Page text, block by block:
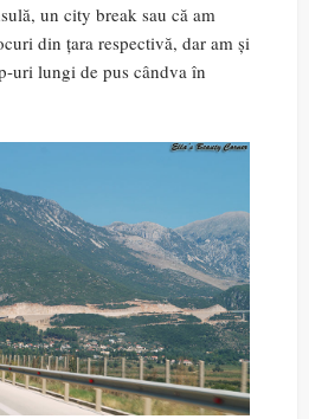
un city break sau că am
din țara respectivă, dar am și
uri lungi de pus cândva în